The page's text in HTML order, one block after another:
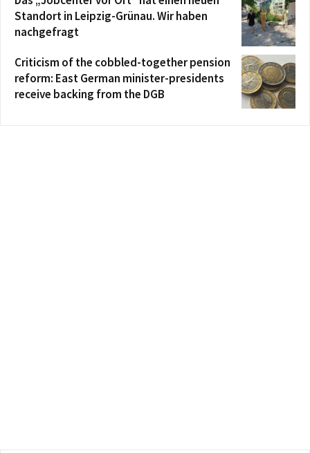
Standort in Leipzig-Grünau. Wir haben
nachgefragt
Criticism of the cobbled-together pension
reform: East German minister-presidents
receive backing from the DGB